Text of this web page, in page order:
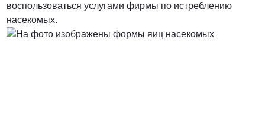
воспользоваться услугами фирмы по истреблению
насекомых.